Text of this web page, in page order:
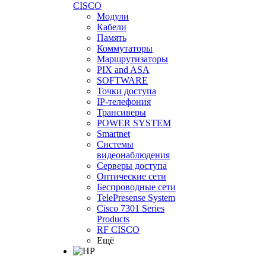
CISCO
Модули
Кабели
Память
Коммутаторы
Маршрутизаторы
PIX and ASA
SOFTWARE
Точки доступа
IP-телефония
Трансиверы
POWER SYSTEM
Smartnet
Системы
видеонаблюдения
Серверы доступа
Оптические сети
Беспроводные сети
TelePresense System
Cisco 7301 Series
Products
RF CISCO
Ещё